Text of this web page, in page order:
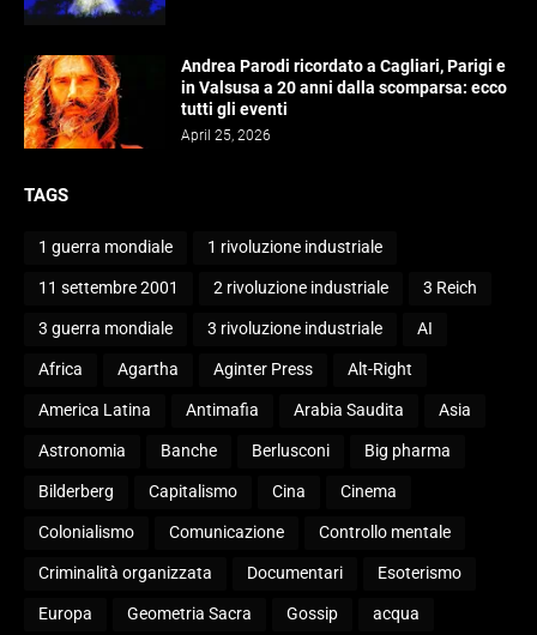
Andrea Parodi ricordato a Cagliari, Parigi e
in Valsusa a 20 anni dalla scomparsa: ecco
tutti gli eventi
April 25, 2026
TAGS
1 guerra mondiale 1 rivoluzione industriale
11 settembre 2001 2 rivoluzione industriale 3 Reich
3 guerra mondiale 3 rivoluzione industriale AI
Africa Agartha Aginter Press Alt-Right
America Latina Antimafia Arabia Saudita Asia
Astronomia Banche Berlusconi Big pharma
Bilderberg Capitalismo Cina Cinema
Colonialismo Comunicazione Controllo mentale
Criminalità organizzata Documentari Esoterismo
Europa Geometria Sacra Gossip acqua